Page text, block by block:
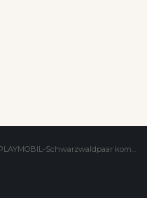
Schwarzwaldpaar kommt in den Verkauf – Hannes und Marie jetzt als gemeinsames Set